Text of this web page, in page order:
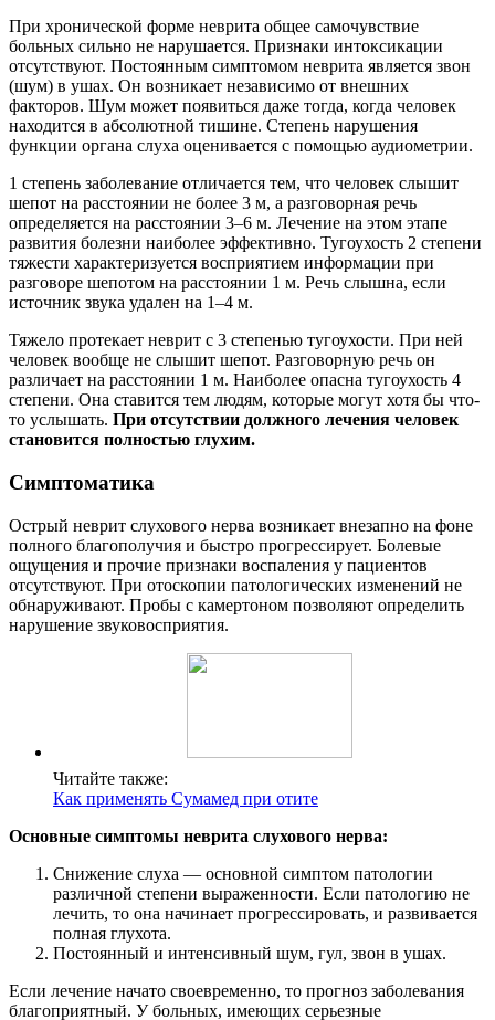
При хронической форме неврита общее самочувствие
больных сильно не нарушается. Признаки интоксикации
отсутствуют. Постоянным симптомом неврита является звон
(шум) в ушах. Он возникает независимо от внешних
факторов. Шум может появиться даже тогда, когда человек
находится в абсолютной тишине. Степень нарушения
функции органа слуха оценивается с помощью аудиометрии.
1 степень заболевание отличается тем, что человек слышит
шепот на расстоянии не более 3 м, а разговорная речь
определяется на расстоянии 3–6 м. Лечение на этом этапе
развития болезни наиболее эффективно. Тугоухость 2 степени
тяжести характеризуется восприятием информации при
разговоре шепотом на расстоянии 1 м. Речь слышна, если
источник звука удален на 1–4 м.
Тяжело протекает неврит с 3 степенью тугоухости. При ней
человек вообще не слышит шепот. Разговорную речь он
различает на расстоянии 1 м. Наиболее опасна тугоухость 4
степени. Она ставится тем людям, которые могут хотя бы что-
то услышать. При отсутствии должного лечения человек
становится полностью глухим.
Симптоматика
Острый неврит слухового нерва возникает внезапно на фоне
полного благополучия и быстро прогрессирует. Болевые
ощущения и прочие признаки воспаления у пациентов
отсутствуют. При отоскопии патологических изменений не
обнаруживают. Пробы с камертоном позволяют определить
нарушение звуковосприятия.
Читайте также:
Как применять Сумамед при отите
Основные симптомы неврита слухового нерва:
Снижение слуха — основной симптом патологии
различной степени выраженности. Если патологию не
лечить, то она начинает прогрессировать, и развивается
полная глухота.
Постоянный и интенсивный шум, гул, звон в ушах.
Если лечение начато своевременно, то прогноз заболевания
благоприятный. У больных, имеющих серьезные